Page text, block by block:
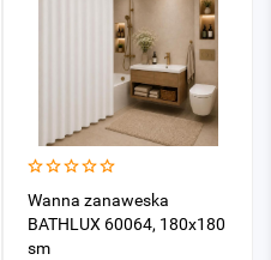
Wanna zanaweska
BATHLUX 60064, 180x180
sm